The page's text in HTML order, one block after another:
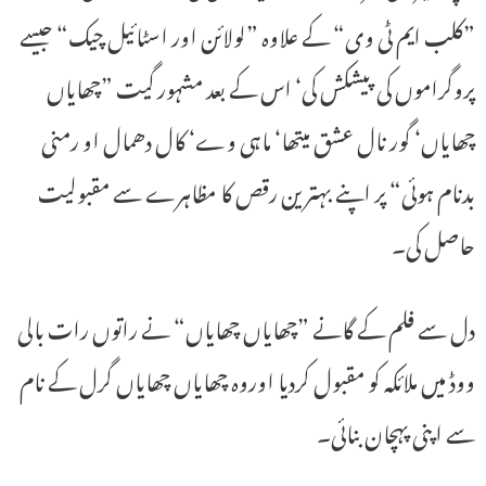
”کلب ایم ٹی وی“ کے علاوہ ”لولائن اور اسٹائیل چیک“ جیسے
پروگراموں کی پیشکش کی‘ اس کے بعد مشہور گیت ”چھایاں
چھایاں‘ گور نال عشق میتھا‘ ماہی وے‘ کال دھمال او رمنی
بدنام ہوئی“ پر اپنے بہترین رقص کا مظاہرے سے مقبولیت
حاصل کی۔
دل سے فلم کے گانے ”چھایاں چھایاں“ نے راتوں رات بالی
ووڈ میں ملائکہ کو مقبول کردیا اوروہ چھایاں چھایاں گرل کے نام
سے اپنی پہچان بنائی۔